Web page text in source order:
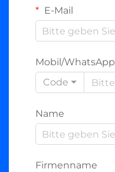
E-Mail
Mobil/WhatsApp
Code
Name
Firmenname